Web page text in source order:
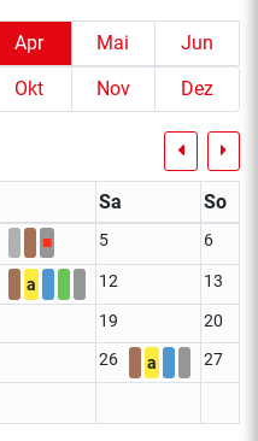
Apr Mai
Jun
Okt Nov Dez
Sa So
■ 5 6
a 12 13
19
20
26 a 27